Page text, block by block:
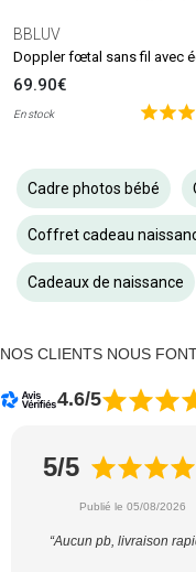
BBLUV
69.90€
En stock
Cadre photos bébé
Coffret cadeau
Cadeaux de naissance
NOS CLIENTS NOUS
4.6/5
5/5
Publié le 05/08/2026
“Aucun pb, livraison